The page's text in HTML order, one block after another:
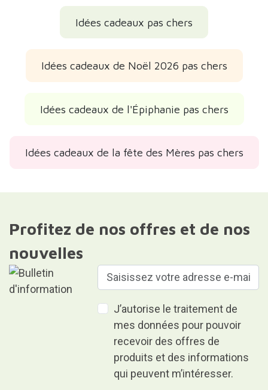
Idées cadeaux pas chers
Idées cadeaux de Noël 2026 pas chers
Idées cadeaux de l'Épiphanie pas chers
Idées cadeaux de la fête des Mères pas chers
Profitez de nos offres et de nos
nouvelles
J’autorise le traitement de
mes données pour pouvoir
recevoir des offres de
produits et des informations
qui peuvent m’intéresser.